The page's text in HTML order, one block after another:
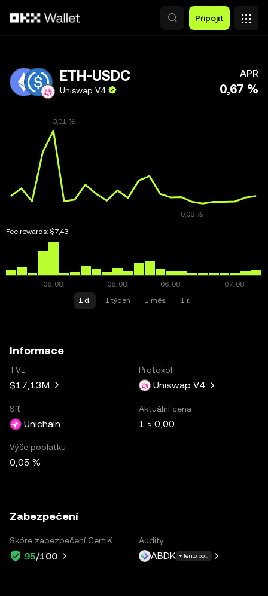
Připojit
ETH-USDC
Uniswap V4
APR
0,67 %
Fee rewards: $7,43
1 d. 1 týden 1 měs. 1 r.
Informace
TVL
$17,13M
Protokol
Uniswap V4
Síť
Unichain
Aktuální cena
1 ≈ 0,00
Výše poplatku
0,05 %
Zabezpečení
Skóre zabezpečení CertiK
95/100
Audity
ABDK + tento počet dalších: 4